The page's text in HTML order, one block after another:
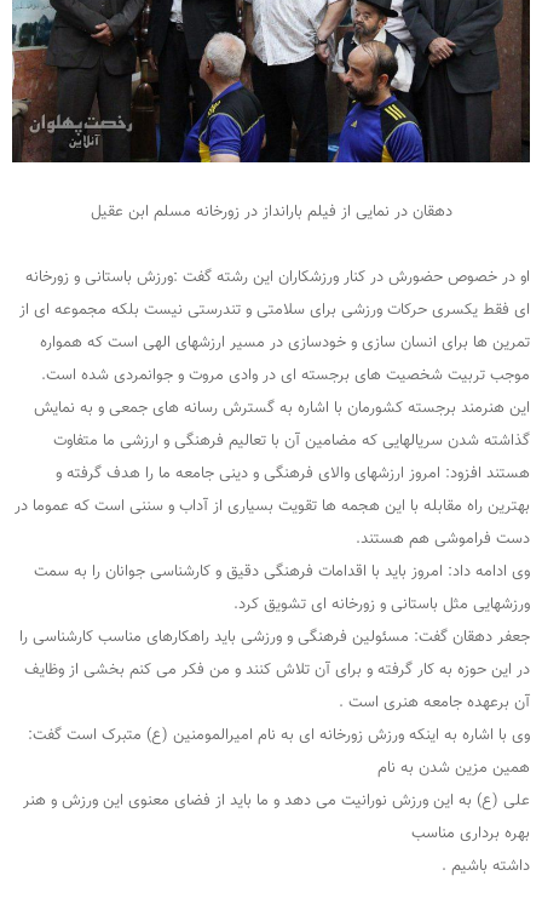
دهقان در نمایی از فیلم بارانداز در زورخانه مسلم ابن عقیل
او در خصوص حضورش در کنار ورزشکاران این رشته گفت :ورزش باستانی و زورخانه
ای فقط یکسری حرکات ورزشی برای سلامتی و تندرستی نیست بلکه مجموعه ای از
تمرین ها برای انسان سازی و خودسازی در مسیر ارزشهای الهی است که همواره
موجب تربیت شخصیت های برجسته ای در وادی مروت و جوانمردی شده است.
این هنرمند برجسته کشورمان با اشاره به گسترش رسانه های جمعی و به نمایش
گذاشته شدن سریالهایی که مضامین آن با تعالیم فرهنگی و ارزشی ما متفاوت
هستند افزود: امروز ارزشهای والای فرهنگی و دینی جامعه ما را هدف گرفته و
بهترین راه مقابله با این هجمه ها تقویت بسیاری از آداب و سننی است که عموما در
دست فراموشی هم هستند.
وی ادامه داد: امروز باید با اقدامات فرهنگی دقیق و کارشناسی جوانان را به سمت
ورزشهایی مثل باستانی و زورخانه ای تشویق کرد.
جعفر دهقان گفت: مسئولین فرهنگی و ورزشی باید راهکارهای مناسب کارشناسی را
در این حوزه به کار گرفته و برای آن تلاش کنند و من فکر می کنم بخشی از وظایف
آن برعهده جامعه هنری است .
وی با اشاره به اینکه ورزش زورخانه ای به نام امیرالمومنین (ع) متبرک است گفت:
همین مزین شدن به نام
علی (ع) به این ورزش نورانیت می دهد و ما باید از فضای معنوی این ورزش و هنر
بهره برداری مناسب
داشته باشیم .